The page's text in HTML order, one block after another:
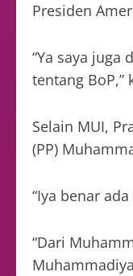
Presiden
“Ya saya
tentang BoP,”
Selain MUI,
(PP)
“Iya benar
“Dari